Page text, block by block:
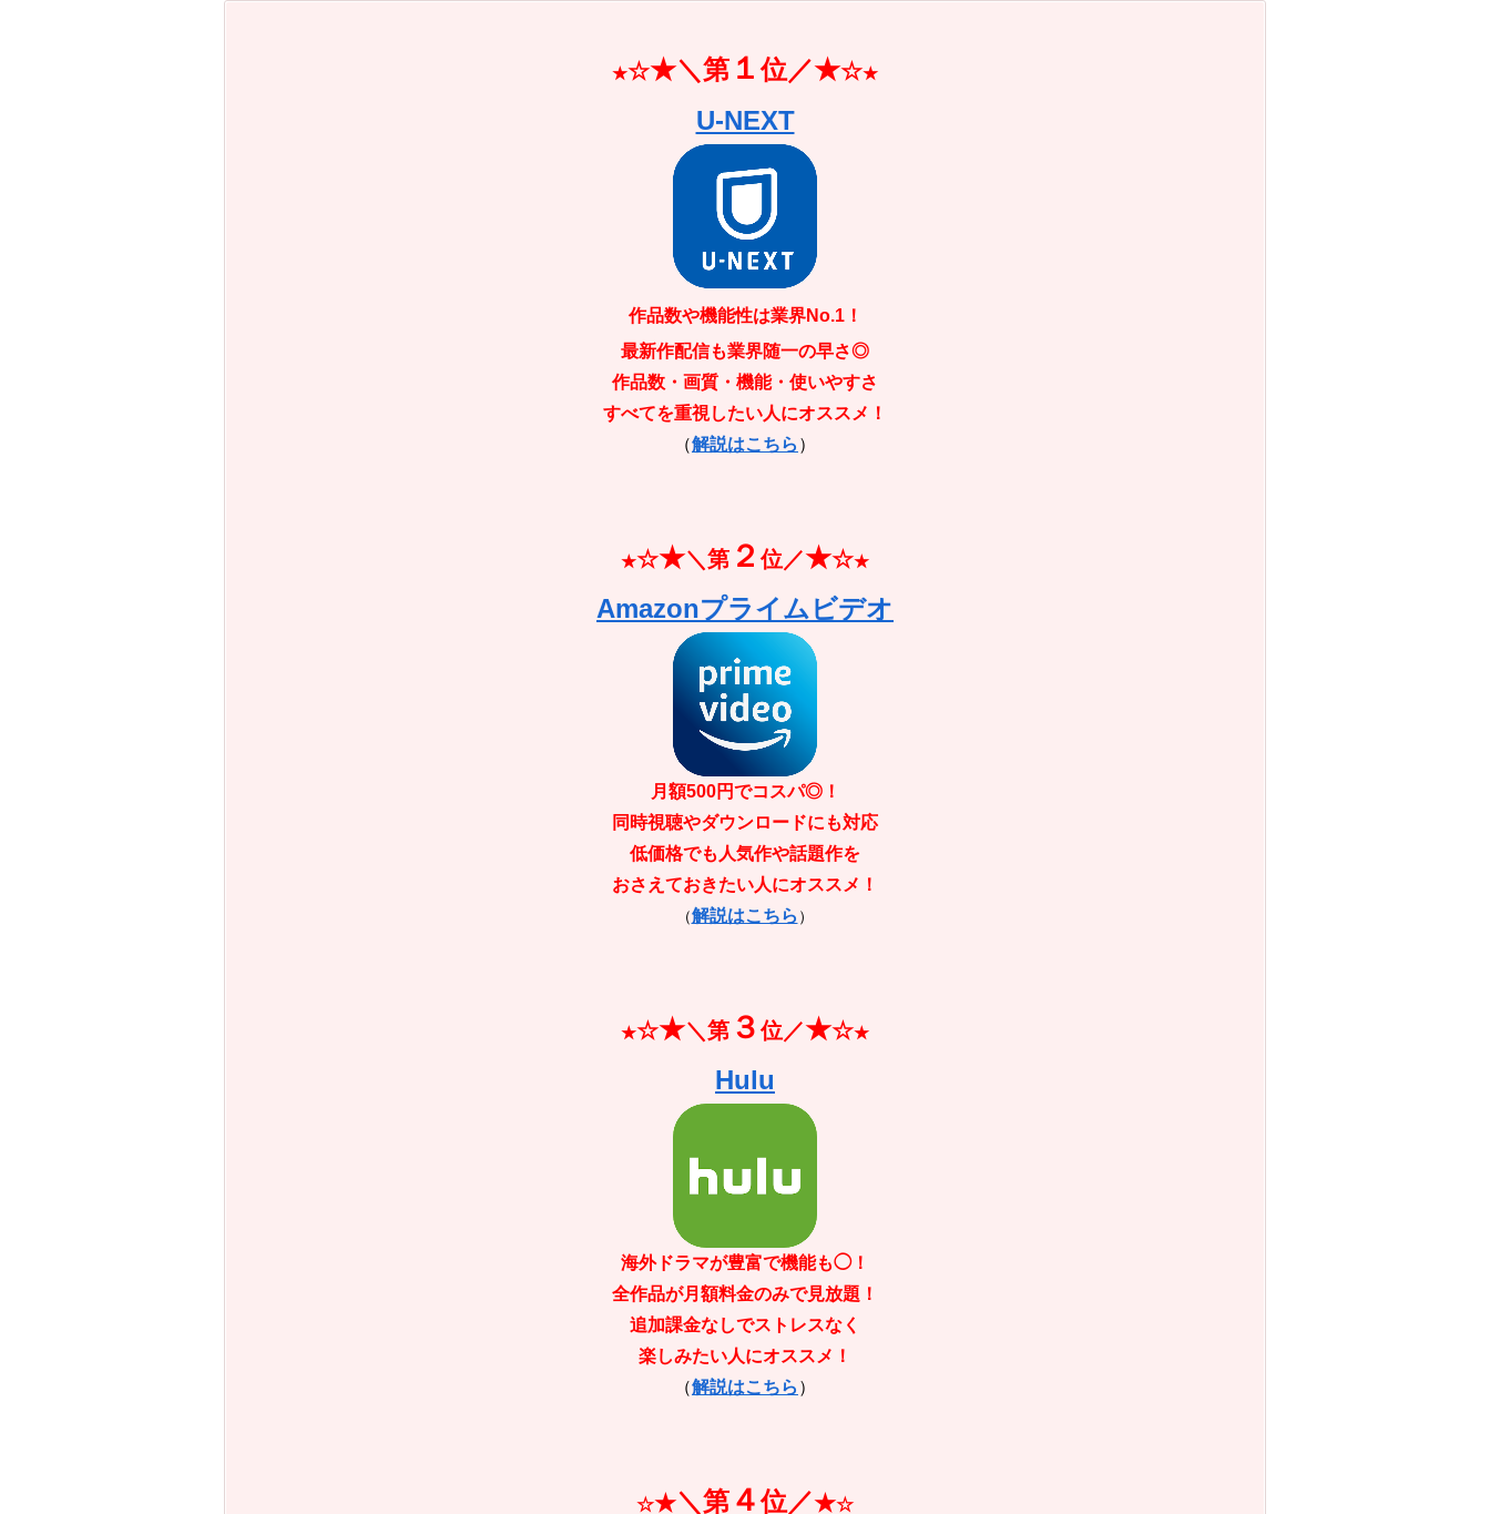
★☆★＼第 １位／★☆★
U-NEXT
作品数や機能性は業界No.1！
最新作配信も業界随一の早さ◎
作品数・画質・機能・使いやすさ
すべてを重視したい人にオススメ！
（解説はこちら ）
★☆★＼第 ２ 位／★☆★
Amazonプライムビデオ
月額500円でコスパ◎！
同時視聴やダウンロードにも対応
低価格でも人気作や話題作を
おさえておきたい人にオススメ！
（解説はこちら ）
★☆★＼第 ３ 位／★☆★
Hulu
海外ドラマが豊富で機能も◯！
全作品が月額料金のみで見放題！
追加課金なしでストレスなく
楽しみたい人にオススメ！
（解説はこちら ）
☆★＼第 ４位／★☆